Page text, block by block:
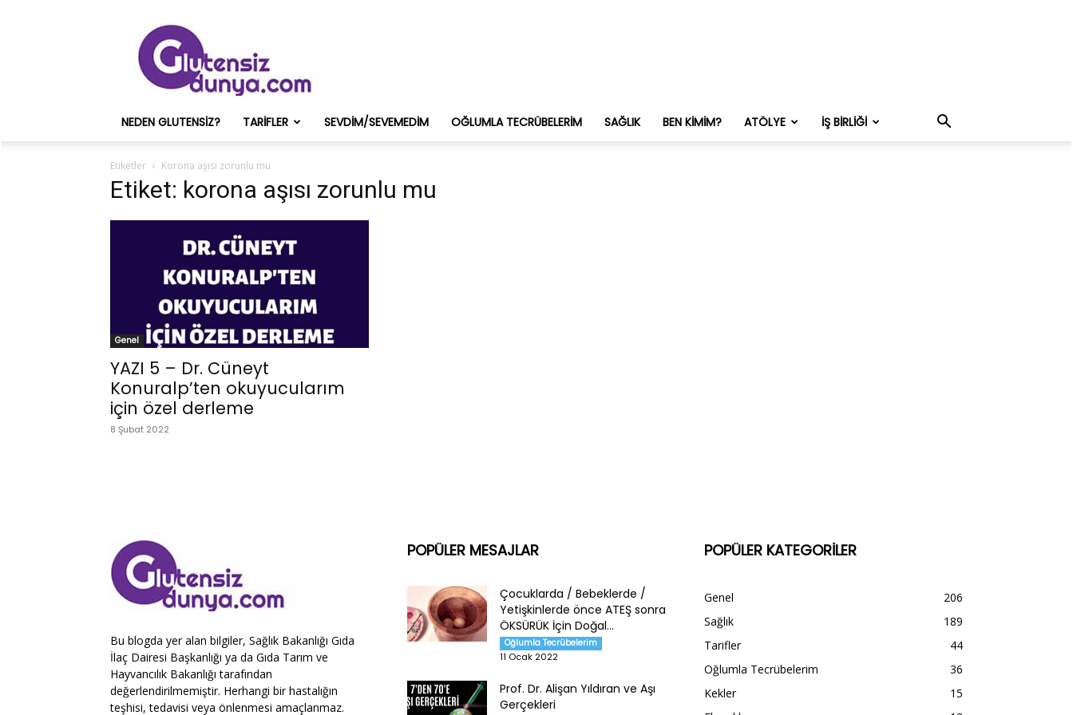
ve
Onun
Sağlık
Deneyimleri
NEDEN GLUTENSIZ? TARIFLER SEVDIM/SEVEMEDIM OĞLUMLA TECRÜBELERIM SAĞLIK BEN KIMIM? ATÖLYE İŞ BIRLIĞI
Etiketler Korona aşısı zorunlu mu
Etiket: korona aşısı zorunlu mu
Genel
YAZI 5 – Dr. Cüneyt
Konuralp’ten okuyucularım
için özel derleme
8 Şubat 2022
Bu blogda yer alan bilgiler, Sağlık Bakanlığı Gıda
İlaç Dairesi Başkanlığı ya da Gıda Tarım ve
Hayvancılık Bakanlığı tarafından
değerlendirilmemiştir. Herhangi bir hastalığın
teşhisi, tedavisi veya önlenmesi amaçlanmaz.
POPÜLER MESAJLAR
Çocuklarda / Bebeklerde /
Yetişkinlerde önce ATEŞ sonra
ÖKSÜRÜK İçin Doğal...
Oğlumla Tecrübelerim
11 Ocak 2022
Prof. Dr. Alişan Yıldıran ve Aşı
Gerçekleri
POPÜLER KATEGORİLER
Genel
206
Sağlık
189
Tarifler
44
Oğlumla Tecrübelerim
36
Kekler
15